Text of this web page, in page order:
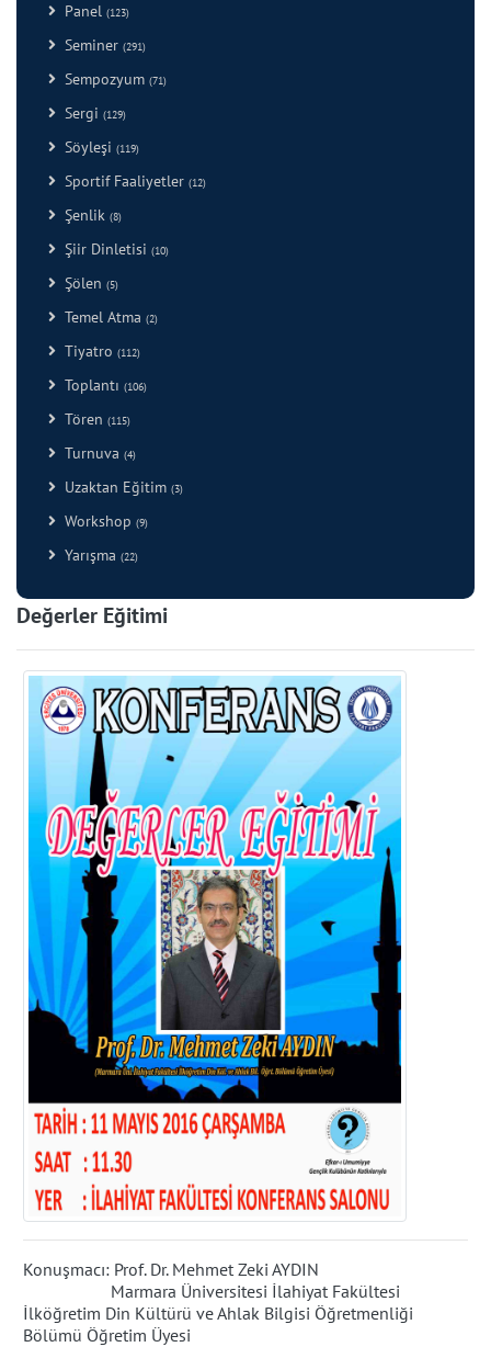
Panel (123)
Seminer (291)
Sempozyum (71)
Sergi (129)
Söyleşi (119)
Sportif Faaliyetler (12)
Şenlik (8)
Şiir Dinletisi (10)
Şölen (5)
Temel Atma (2)
Tiyatro (112)
Toplantı (106)
Tören (115)
Turnuva (4)
Uzaktan Eğitim (3)
Workshop (9)
Yarışma (22)
Değerler Eğitimi
Konuşmacı: Prof. Dr. Mehmet Zeki AYDIN
Marmara Üniversitesi İlahiyat Fakültesi
İlköğretim Din Kültürü ve Ahlak Bilgisi Öğretmenliği
Bölümü Öğretim Üyesi